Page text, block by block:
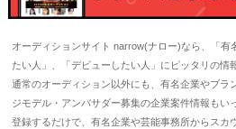
オーディションサイト narrow(ナロー)なら、「有
たい人」、「デビューしたい人」にピッタリの情
通常のオーディション以外にも、有名企業やブラ
ジモデル・アンバサダー募集の企業案件情報もい
登録するだけで、有名企業や芸能事務所からスカ